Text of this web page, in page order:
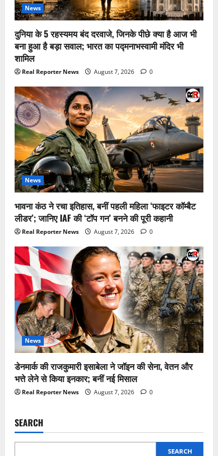
News
दुनिया के 5 रहस्यमय बंद दरवाजे, जिनके पीछे क्या है आज भी
बना हुआ है बड़ा सवाल; भारत का पद्मनाभस्वामी मंदिर भी
शामिल
Real Reporter News August 7, 2026 0
News
भावना कंठ ने रचा इतिहास, बनीं पहली महिला ‘फाइटर कॉम्बैट
लीडर’; जानिए IAF की ‘टॉप गन’ बनने की पूरी कहानी
Real Reporter News August 7, 2026 0
News
डेनमार्क की राजकुमारी इसाबेला ने जॉइन की सेना, वेतन और
भत्ते लेने से किया इनकार; बनीं नई मिसाल
Real Reporter News August 7, 2026 0
SEARCH
SEARCH